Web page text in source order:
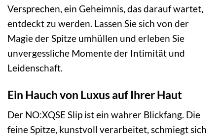
Versprechen, ein Geheimnis, das darauf wartet,
entdeckt zu werden. Lassen Sie sich von der
Magie der Spitze umhüllen und erleben Sie
unvergessliche Momente der Intimität und
Leidenschaft.
Ein Hauch von Luxus auf Ihrer Haut
Der NO:XQSE Slip ist ein wahrer Blickfang. Die
feine Spitze, kunstvoll verarbeitet, schmiegt sich